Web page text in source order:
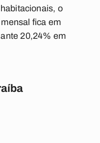
o
fica em
20,24% em